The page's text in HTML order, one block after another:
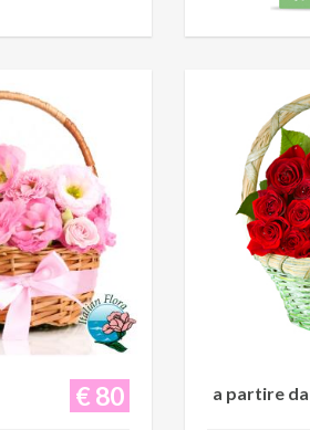
€ 80 a partire da